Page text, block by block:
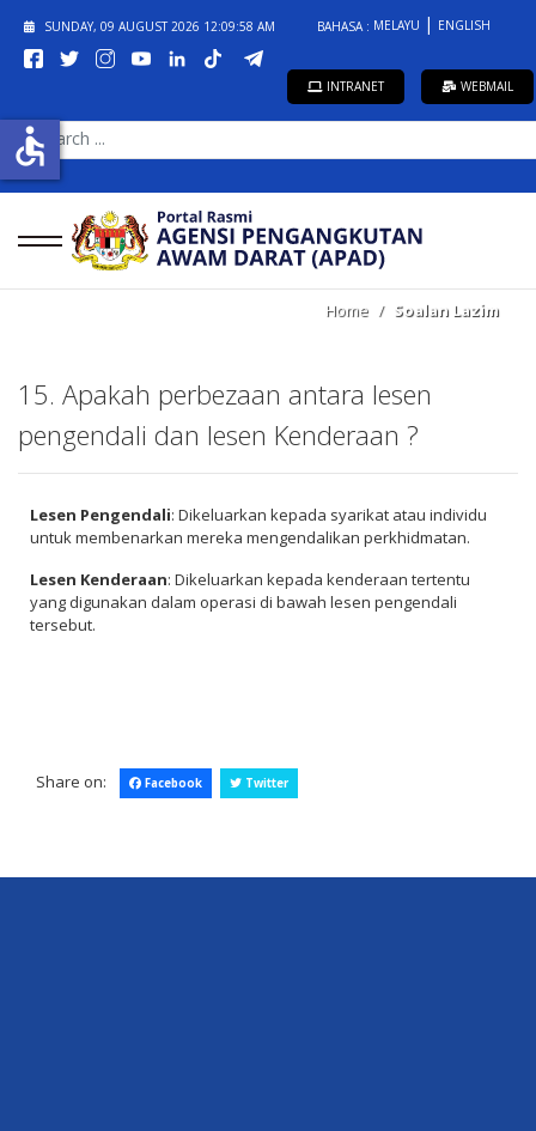
SUNDAY, 09 AUGUST 2026 12:09:58 AM BAHASA : MELAYU ENGLISH
INTRANET WEBMAIL
SEARCH
...
Home Soalan Lazim
15. Apakah perbezaan antara lesen
pengendali dan lesen Kenderaan ?
Lesen Pengendali: Dikeluarkan kepada syarikat atau individu
untuk membenarkan mereka mengendalikan perkhidmatan.
Lesen Kenderaan: Dikeluarkan kepada kenderaan tertentu
yang digunakan dalam operasi di bawah lesen pengendali
tersebut.
Share on: Facebook Twitter
accessible